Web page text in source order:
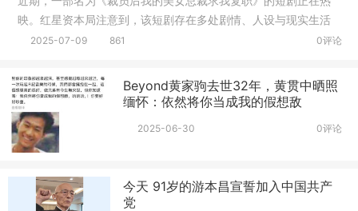
映。红星资本局注意到，该短剧存在多处剧情、人设与现实生活
中华为、
0评论
2025-07-09 861
Beyond黄家驹去世32年，黄贯中晒照
缅怀：依然将你当成我的假想敌
0评论
2025-06-30
今天 91岁的游本昌宣誓加入中国共产
党